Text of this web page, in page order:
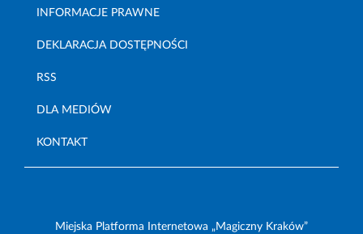
INFORMACJE PRAWNE
DEKLARACJA DOSTĘPNOŚCI
RSS
DLA MEDIÓW
KONTAKT
Miejska Platforma Internetowa „Magiczny Kraków”